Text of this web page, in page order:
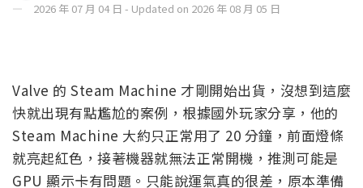
2026 年 07 月 04 日 - Updated on 2026 年 08 月 05 日
Valve 的 Steam Machine 才剛開始出貨，沒想到這麼
快就出現有點尷尬的案例，根據國外玩家分享，他的
Steam Machine 大約只正常用了 20 分鐘，前面燈條
就亮起紅色，接著機器就無法正常開機，推測可能是
GPU 顯示卡有問題。只能說運氣真的很差，原本準備